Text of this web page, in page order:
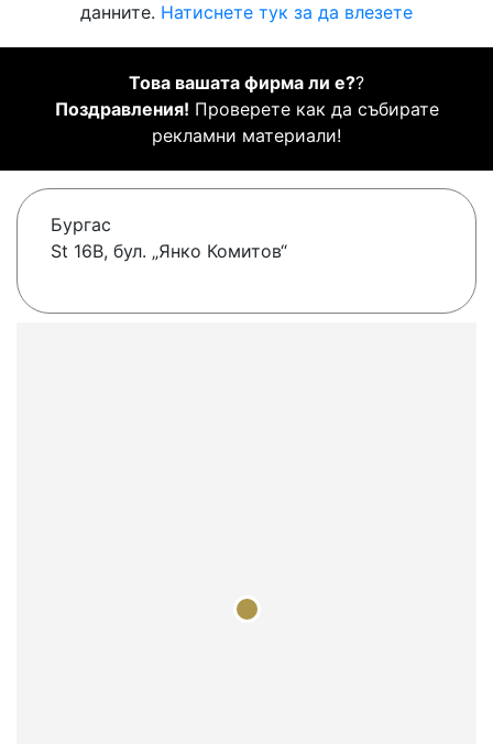
данните. Натиснете тук за да влезете
Това вашата фирма ли е??
Поздравления! Проверете как да събирате
рекламни материали!
Бургас
St 16В, бул. „Янко Комитов“